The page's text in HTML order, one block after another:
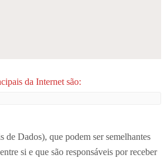
da Internet são:
de Dados), que podem ser semelhantes
si e que são responsáveis por receber